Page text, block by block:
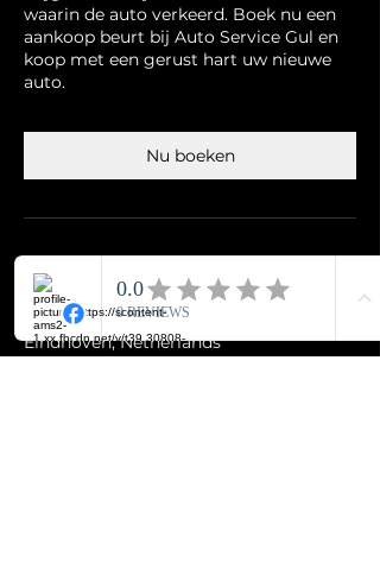
waarin de auto verkeerd. Boek nu een
aankoop beurt bij Auto Service Gul en
koop met een gerust hart uw nieuwe
auto.
Nu boeken
Contactgegevens
Autoservice Gul, Alblasstraat,
Eindhoven, Netherlands